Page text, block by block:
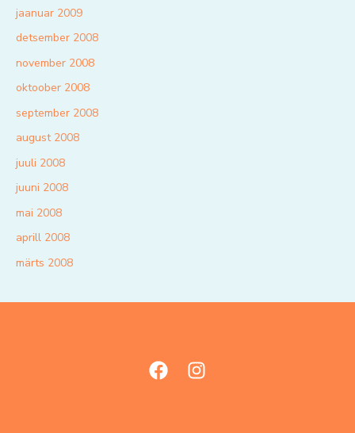
jaanuar 2009
detsember 2008
november 2008
oktoober 2008
september 2008
august 2008
juuli 2008
juuni 2008
mai 2008
aprill 2008
märts 2008